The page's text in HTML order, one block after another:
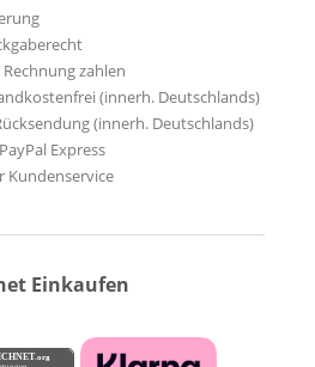
Rechnung zahlen
(innerh. Deutschlands)
(innerh. Deutschlands)
Express
Kundenservice
Einkaufen
.org